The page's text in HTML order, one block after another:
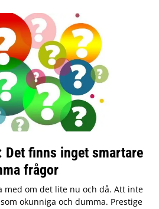
Det finns inget smartare
frågor
med om det lite nu och då. Att inte
okunniga och dumma. Prestige